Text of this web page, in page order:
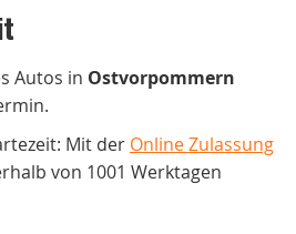
Autos in Ostvorpommern
Mit der Online Zulassung
von 1001 Werktagen